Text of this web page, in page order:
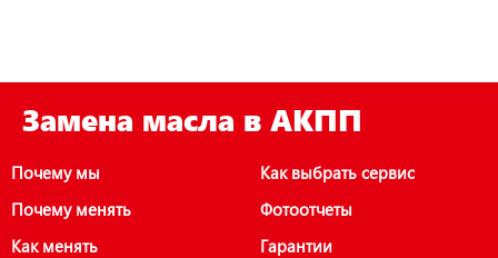
Замена масла в АКПП
Почему мы
Почему менять
Как менять
Как выбрать сервис
Фотоотчеты
Гарантии